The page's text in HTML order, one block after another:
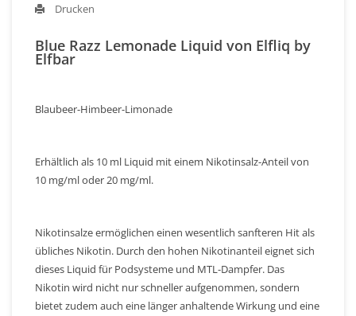
Drucken
Blue Razz Lemonade Liquid von Elfliq by
Elfbar
Blaubeer-Himbeer-Limonade
Erhältlich als 10 ml Liquid mit einem Nikotinsalz-Anteil von
10 mg/ml oder 20 mg/ml.
Nikotinsalze ermöglichen einen wesentlich sanfteren Hit als
übliches Nikotin. Durch den hohen Nikotinanteil eignet sich
dieses Liquid für Podsysteme und MTL-Dampfer. Das
Nikotin wird nicht nur schneller aufgenommen, sondern
bietet zudem auch eine länger anhaltende Wirkung und eine